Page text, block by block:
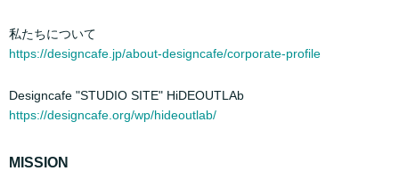
私たちについて
https://designcafe.jp/about-designcafe/corporate-profile
Designcafe "STUDIO SITE" HiDEOUTLAb
https://designcafe.org/wp/hideoutlab/
MISSION